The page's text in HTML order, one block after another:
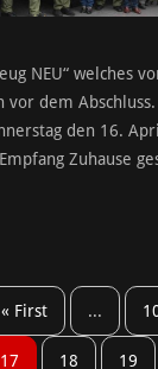
NEU“ welches
vor dem
den 16.
Zuhause
« First ...
17 18 19